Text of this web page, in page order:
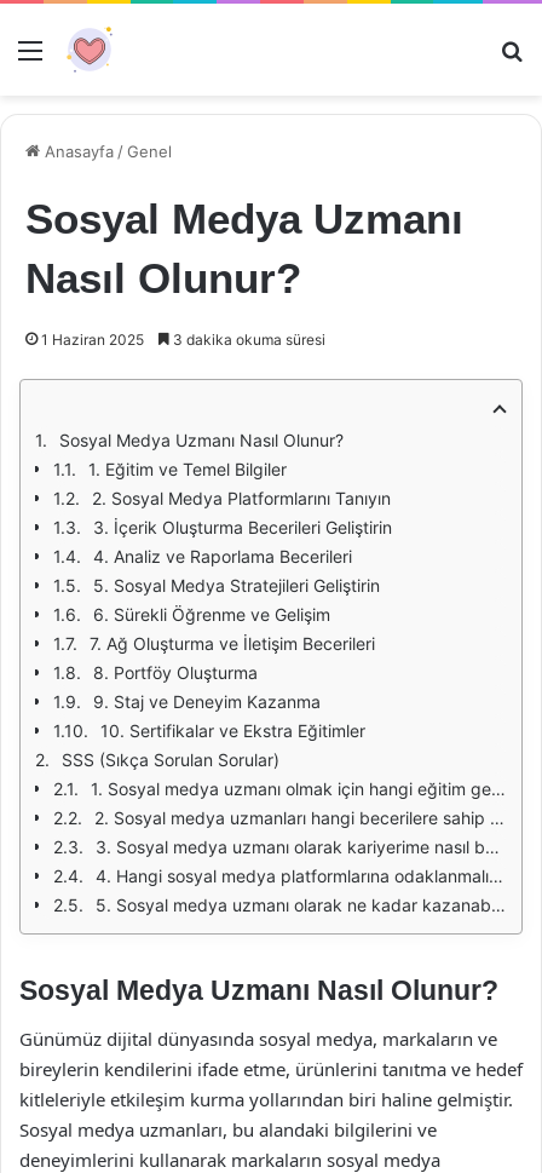
Menü
Anasayfa /Genel
Sosyal Medya Uzmanı
Nasıl Olunur?
1 Haziran 2025 3 dakika okuma süresi
Sosyal Medya Uzmanı Nasıl Olunur?
1. Eğitim ve Temel Bilgiler
2. Sosyal Medya Platformlarını Tanıyın
3. İçerik Oluşturma Becerileri Geliştirin
4. Analiz ve Raporlama Becerileri
5. Sosyal Medya Stratejileri Geliştirin
6. Sürekli Öğrenme ve Gelişim
7. Ağ Oluşturma ve İletişim Becerileri
8. Portföy Oluşturma
9. Staj ve Deneyim Kazanma
10. Sertifikalar ve Ekstra Eğitimler
SSS (Sıkça Sorulan Sorular)
1. Sosyal medya uzmanı olmak için hangi eğitim gereklidir?
2. Sosyal medya uzmanları hangi becerilere sahip olmalıdır?
3. Sosyal medya uzmanı olarak kariyerime nasıl başlayabilirim?
4. Hangi sosyal medya platformlarına odaklanmalıyım?
5. Sosyal medya uzmanı olarak ne kadar kazanabilirim?
Sosyal Medya Uzmanı Nasıl Olunur?
Günümüz dijital dünyasında sosyal medya, markaların ve
bireylerin kendilerini ifade etme, ürünlerini tanıtma ve hedef
kitleleriyle etkileşim kurma yollarından biri haline gelmiştir.
Sosyal medya uzmanları, bu alandaki bilgilerini ve
deneyimlerini kullanarak markaların sosyal medya